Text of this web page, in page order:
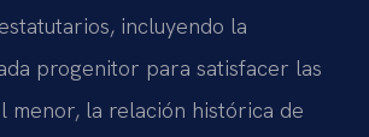
incluyendo la
progenitor para satisfacer las
menor, la relación histórica de